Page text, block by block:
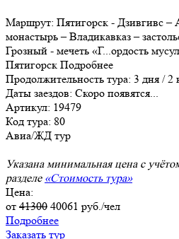
Маршрут: Пятигорск - Дзивгивс
монастырь – Владикавказ –
Грозный - мечеть «Г...ордость
Пятигорск Подробнее
Продолжительность тура: 3 дня / 2
Даты заездов: Скоро появятся...
Артикул: 19479
Код тура: 80
Авиа/ЖД тур
Указана минимальная цена с
разделе «Стоимость тура»
Цена:
от 41300 40061 руб./чел
Подробнее
Заказать тур